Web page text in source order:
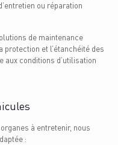
ou réparation
de maintenance
et l’étanchéité des
aux conditions d’utilisation
à entretenir, nous
: